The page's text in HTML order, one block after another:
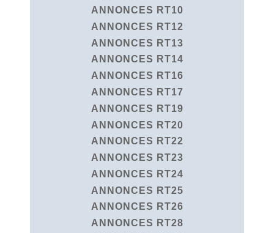
ANNONCES RT10
ANNONCES RT12
ANNONCES RT13
ANNONCES RT14
ANNONCES RT16
ANNONCES RT17
ANNONCES RT19
ANNONCES RT20
ANNONCES RT22
ANNONCES RT23
ANNONCES RT24
ANNONCES RT25
ANNONCES RT26
ANNONCES RT28